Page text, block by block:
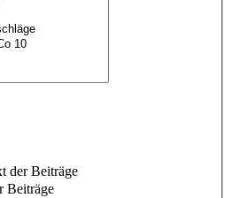
der Beiträge
Beiträge